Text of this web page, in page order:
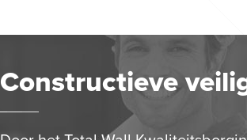
Constructieve